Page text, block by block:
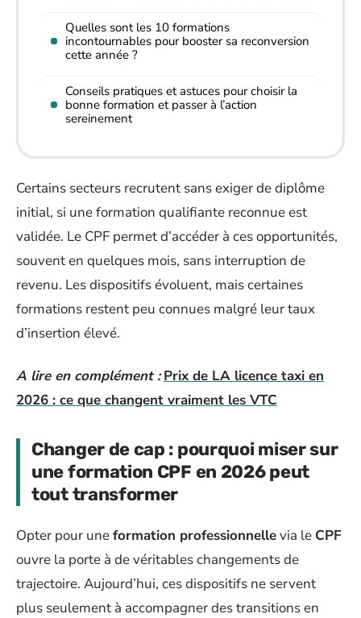
Quelles sont les 10 formations
incontournables pour booster sa reconversion
cette année ?
Conseils pratiques et astuces pour choisir la
bonne formation et passer à l’action
sereinement
Certains secteurs recrutent sans exiger de diplôme
initial, si une formation qualifiante reconnue est
validée. Le CPF permet d’accéder à ces opportunités,
souvent en quelques mois, sans interruption de
revenu. Les dispositifs évoluent, mais certaines
formations restent peu connues malgré leur taux
d’insertion élevé.
A lire en complément : Prix de LA licence taxi en
2026 : ce que changent vraiment les VTC
Changer de cap : pourquoi miser sur
une formation CPF en 2026 peut
tout transformer
Opter pour uneformation professionnellevia le CPF
ouvre la porte à de véritables changements de
trajectoire. Aujourd’hui, ces dispositifs ne servent
plus seulement à accompagner des transitions en